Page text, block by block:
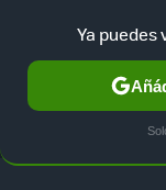
GUÍA
Ya puedes